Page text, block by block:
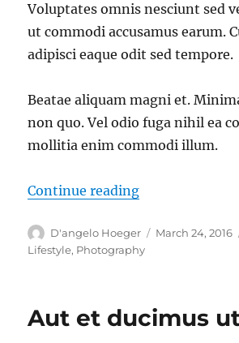
Voluptates omnis nesciunt sed
ut commodi accusamus earum.
adipisci eaque odit sed tempore.
Beatae aliquam magni et.
non quo. Vel odio fuga nihil ea
mollitia enim commodi illum.
Continue reading“Ut numquam
Author
D'angelo Hoeger
Posted
March 24, 2016
Lifestyle, Photography
Aut et ducimus